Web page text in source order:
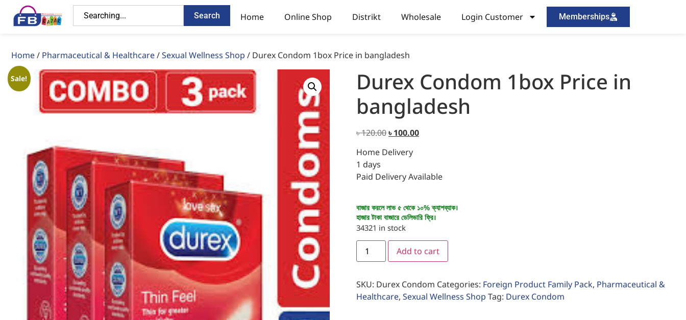
Search Home Online Shop Distrikt Wholesale Login Customer Memberships
Home/ Pharmaceutical & Healthcare/Sexual Wellness Shop / Durex Condom 1box Price in bangladesh
Sale!
Durex Condom 1box Price in
bangladesh
৳120.00৳100.00
Home Delivery
1 days
Paid Delivery Available
বাজার করলে লাভ ৫ থেকে ১০% ক্যাশব্যাক।
হাজার টাকা বাজারে ডেলিভারি ফ্রি।
34321 in stock
Add to cart
SKU: Durex Condom Categories: Foreign Product Family Pack, Pharmaceutical &
Healthcare, Sexual Wellness Shop Tag: Durex Condom